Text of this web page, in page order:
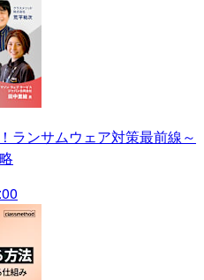
ランサムウェア対策最前線～